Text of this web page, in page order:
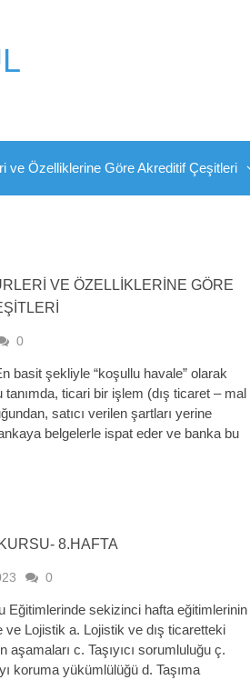
ve Özelliklerine Göre Akreditif Çeşitleri
VE ÖZELLIKLERINE GÖRE
0
basit şekliyle “koşullu havale” olarak
tanımda, ticari bir işlem (dış ticaret – mal
satıcı verilen şartları yerine
belgelerle ispat eder ve banka bu
8.HAFTA
0
Eğitimlerinde sekizinci hafta eğitimlerinin
ve Lojistik a. Lojistik ve dış ticaretteki
aşamaları c. Taşıyıcı sorumluluğu ç.
koruma yükümlülüğü d. Taşıma